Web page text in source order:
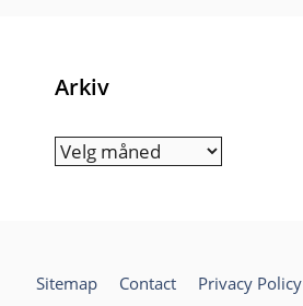
Arkiv
Arkiv
Sitemap Contact Privacy Policy